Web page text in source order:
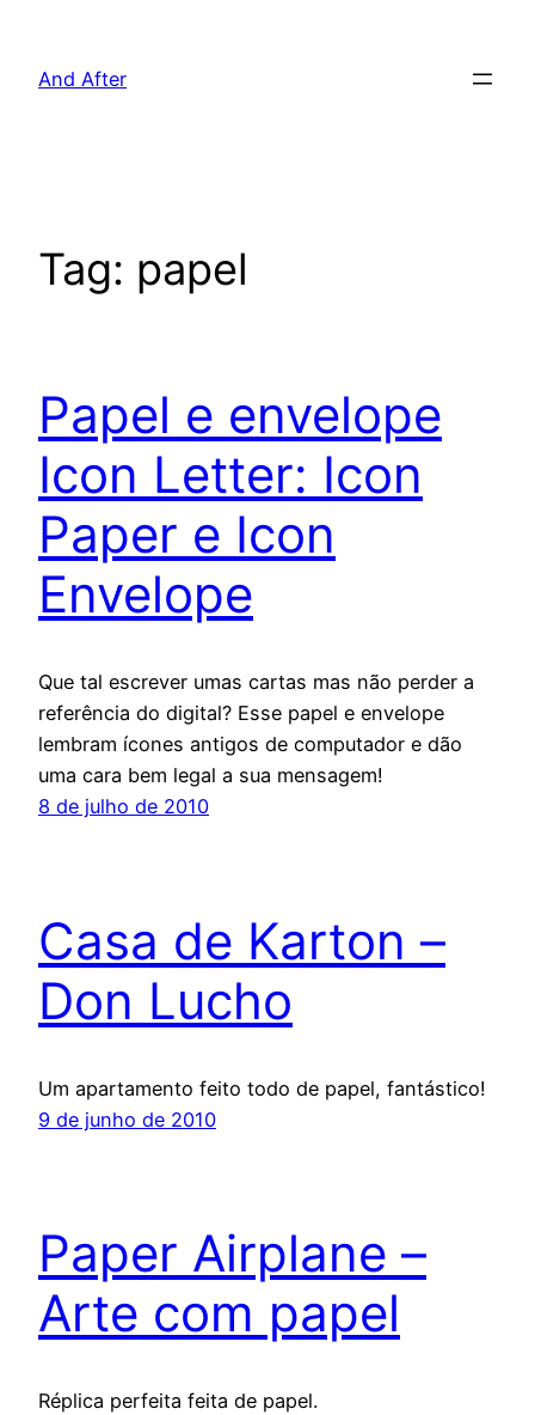
And After
Tag: papel
Papel e envelope
Icon Letter: Icon
Paper e Icon
Envelope
Que tal escrever umas cartas mas não perder a
referência do digital? Esse papel e envelope
lembram ícones antigos de computador e dão
uma cara bem legal a sua mensagem!
8 de julho de 2010
Casa de Karton –
Don Lucho
Um apartamento feito todo de papel, fantástico!
9 de junho de 2010
Paper Airplane –
Arte com papel
Réplica perfeita feita de papel.